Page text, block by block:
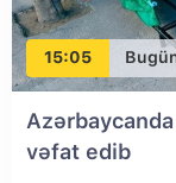
15:05
vəfat edib